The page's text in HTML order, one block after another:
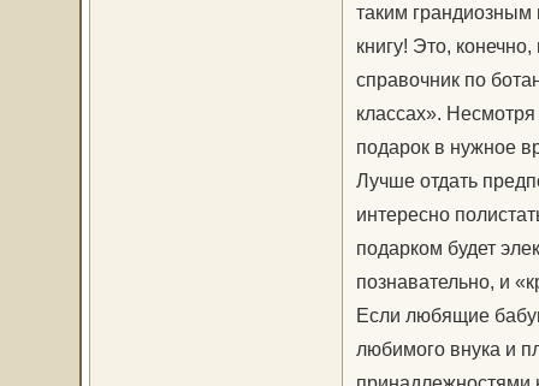
таким грандиозным
книгу! Это,
справочник по
классах».
подарок в нужное
Лучше отдать
интересно
подарком будет
познавательно, и
Если любящие
любимого внука и